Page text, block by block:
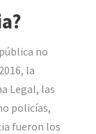
no
la
Legal, las
policías,
fueron los